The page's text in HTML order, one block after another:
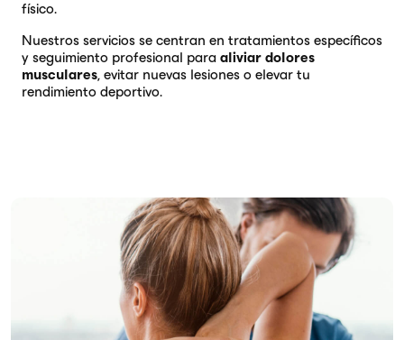
físico.
Nuestros servicios se centran en tratamientos específicos
y seguimiento profesional para aliviar dolores
musculares, evitar nuevas lesiones o elevar tu
rendimiento deportivo.